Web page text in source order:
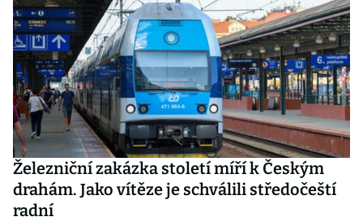
Železniční zakázka století míří k Českým
drahám. Jako vítěze je schválili středočeští
radní